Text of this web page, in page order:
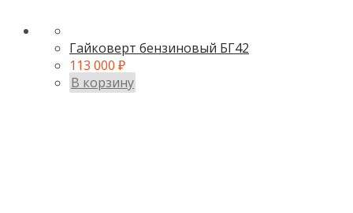
Гайковерт бензиновый БГ42
113 000 ₽
В корзину